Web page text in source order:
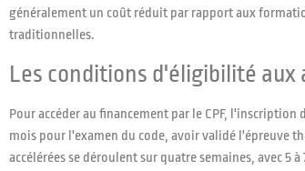
généralement un coût réduit par rapport aux
traditionnelles.
Les conditions d'éligibilité aux
Pour accéder au financement par le CPF,
mois pour l'examen du code, avoir validé l'épreuve
accélérées se déroulent sur quatre semaines, avec